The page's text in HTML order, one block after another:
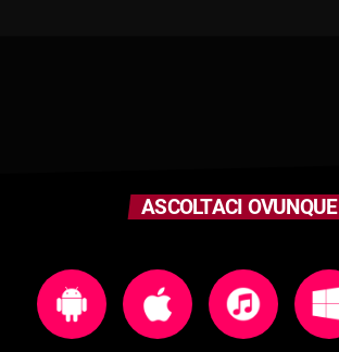
ASCOLTACI OVUNQUE